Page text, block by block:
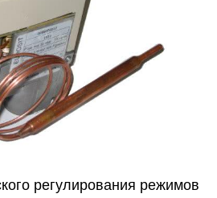
регулирования режимов